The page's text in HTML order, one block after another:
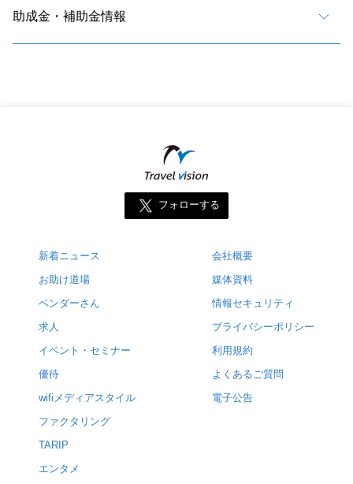
助成金・補助金情報
フォローする
新着ニュース
お助け道場
ベンダーさん
求人
イベント・セミナー
優待
wifiメディアスタイル
ファクタリング
TARIP
エンタメ
会社概要
媒体資料
情報セキュリティ
プライバシーポリシー
利用規約
よくあるご質問
電子公告